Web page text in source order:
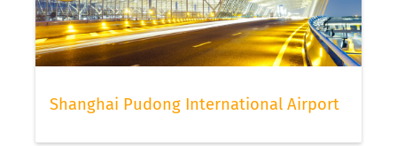
Shanghai Pudong International Airport